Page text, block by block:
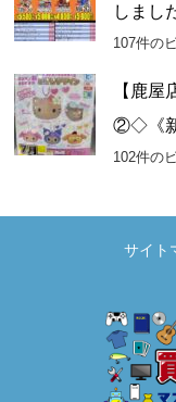
しまし
107件の
【鹿
②◇《
102件の
サイト